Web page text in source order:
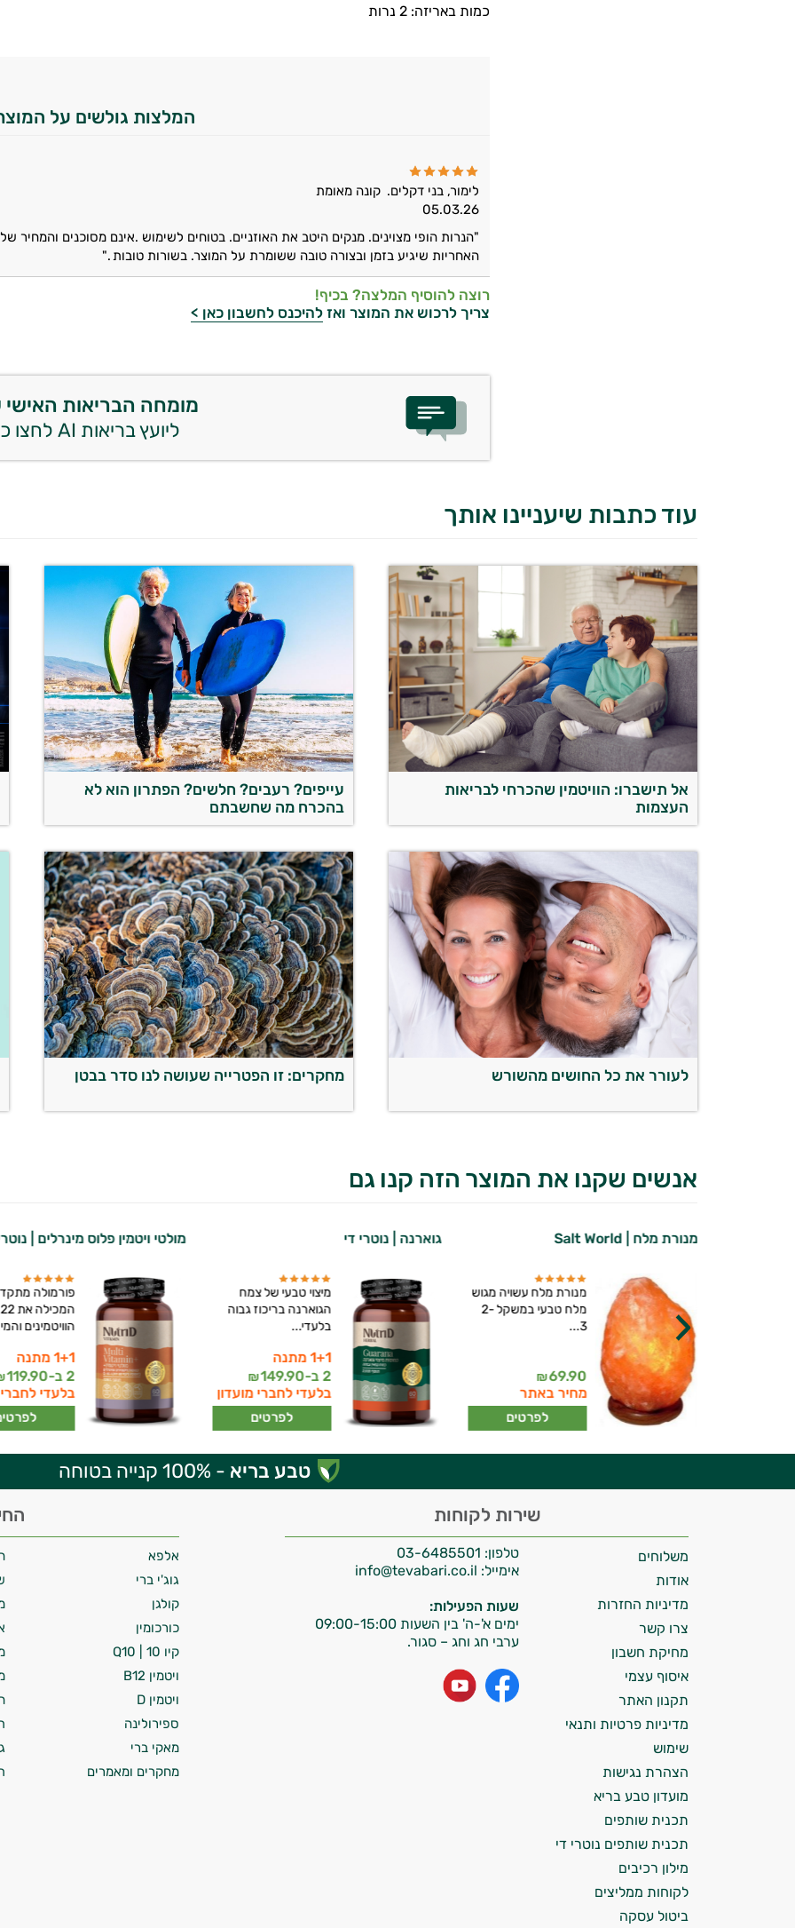
כמות באריזה: 2 נרות
המלצות גולשים על
לימור, בני דקלים. קונה מאומת
05.03.26
"הנרות הופי מצוינים. מנקים היטב את האוזניים. בטוחים לשימוש .אינם מסוכנים
האחריות שיגיע בזמן ובצורה טובה ששומרת על המוצר. בשורות טובות ."
רוצה להוסיף המלצה? בכיף!
צריך לרכוש את המוצר ואז להיכנס לחשבון כאן >
מומחה הבריאות
ליועץ בריאות AI לחצו כאן
עוד כתבות שיעניינו אותך
אל תישברו: הוויטמין שהכרחי לבריאות
העצמות
עייפים? רעבים? חלשים? הפתרון הוא לא
בהכרח מה שחשבתם
לעורר את כל החושים מהשורש מחקרים: זו הפטרייה שעושה לנו סדר בבטן
אנשים שקנו את המוצר הזה קנו גם
מנורת מלח | Salt World
מנורת מלח עשויה מגוש
מלח טבעי במשקל 2-
3...
69.90
₪
מחיר באתר
לפרטים
גוארנה | נוטרי די
מיצוי טבעי של צמח
הגוארנה בריכוז גבוה
בלעדי...
1+1 מתנה
2 ב-
149.90
₪
בלעדי לחברי מועדון
לפרטים
מולטי ויטמין פלוס מינרלים |
פורמולה
המכילה את 22
הוויטמינים
1+1 מתנה
2 ב-
119.90
בלעדי לחברי
טבע בריא - 100% קנייה בטוחה
שירות לקוחות
טלפון: 03-6485501
אימייל:
שעות הפעילות:
ימים א'-ה' בין השעות 09:00-15:00
ערבי חג וחג – סגור.
משלוחים
אודות
מדיניות החזרות
צרו קשר
מחיקת חשבון
איסוף עצמי
תקנון האתר
מדיניות פרטיות ותנאי
שימוש
הצהרת נגישות
מועדון טבע בריא
תכנית שותפים
תכנית שותפים נוטרי די
מילון רכיבים
לקוחות ממליצים
ביטול עסקה
אלפא
גוג'י ברי
קולגן
כורכומין
קיו 10 | Q10
ויטמין B12
ויטמין D
ספירולינה
מאקי ברי
מחקרים ומאמרים
יועץ בריאות אישי AI
התשובות שלי מבוססות על מאגרי מידע קליניים
וספרות מקצועית בתחומי הרפואה הטבעית
ותזונת הספורט.
אני כאן כדי לעזור לך להתאים את תוספי
התזונה ומוצרי הבריאות המדויקים למטרות
ולמצב הגופני שלך, ולהסביר לך אילו רכיבים
עובדים יחד כדי למקסם תוצאות גם בחיי היום
המטרה שלי היא להתאים עבורך המלצות
אישיות מבוססות מדעית.
זה הזמן להתחיל. איך אוכל לעזור?